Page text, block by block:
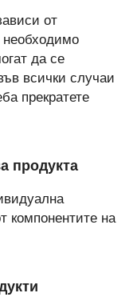
от
необходимо
да се
всички случаи
прекратете
продукта
компонентите на